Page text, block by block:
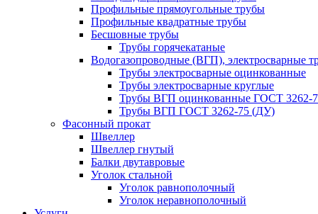
Профильные прямоугольные трубы
Профильные квадратные трубы
Бесшовные трубы
Трубы горячекатаные
Водогазопроводные (ВГП), электросварные
Трубы электросварные оцинкованные
Трубы электросварные круглые
Трубы ВГП оцинкованные ГОСТ 3262-
Трубы ВГП ГОСТ 3262-75 (ДУ)
Фасонный прокат
Швеллер
Швеллер гнутый
Балки двутавровые
Уголок стальной
Уголок равнополочный
Уголок неравнополочный